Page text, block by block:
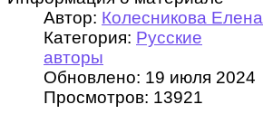
Автор: Колесникова Елена
Категория: Русские
авторы
Обновлено: 19 июля 2024
Просмотров: 13921